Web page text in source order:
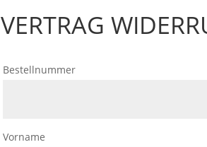
VERTRAG
Bestellnummer
Vorname